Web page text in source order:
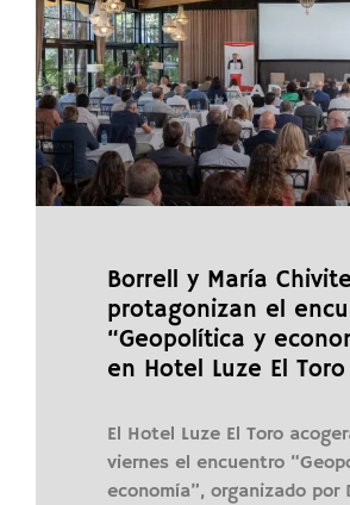
Borrell y María Chivite
protagonizan el
“Geopolítica y
en Hotel Luze El Toro
El Hotel Luze El Toro
viernes el encuentro
economía”, organizado por